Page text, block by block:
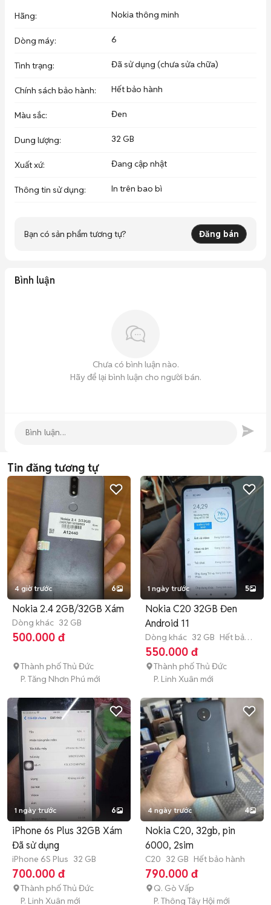
Hãng: Nokia thông minh
Dòng máy: 6
Tình trạng: Đã sử dụng (chưa sửa chữa)
Chính sách bảo hành: Hết bảo hành
Màu sắc: Đen
Dung lượng: 32 GB
Xuất xứ: Đang cập nhật
Thông tin sử dụng: In trên bao bì
Bạn có sản phẩm tương tự? Đăng bán
Bình luận
Chưa có bình luận nào.
Hãy để lại bình luận cho người bán.
Tin đăng tương tự
4 giờ trước 6
Nokia 2.4 2GB/32GB Xám
Dòng khác 32 GB
500.000 đ
Thành phố Thủ Đức
P. Tăng Nhơn Phú mới
1 ngày trước 5
Nokia C20 32GB Đen
Android 11
Dòng khác 32 GB Hết bảo
hành
550.000 đ
Thành phố Thủ Đức
P. Linh Xuân mới
1 ngày trước 6
iPhone 6s Plus 32GB Xám
Đã sử dụng
iPhone 6S Plus 32 GB
700.000 đ
Thành phố Thủ Đức
P. Linh Xuân mới
4 ngày trước 4
Nokia C20, 32gb, pin
6000, 2sim
C20 32 GB Hết bảo hành
790.000 đ
Q. Gò Vấp
P. Thông Tây Hội mới